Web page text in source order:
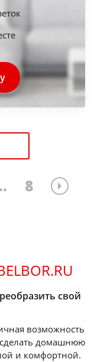
8
свой
возможность
сделать домашнюю
и комфортной.